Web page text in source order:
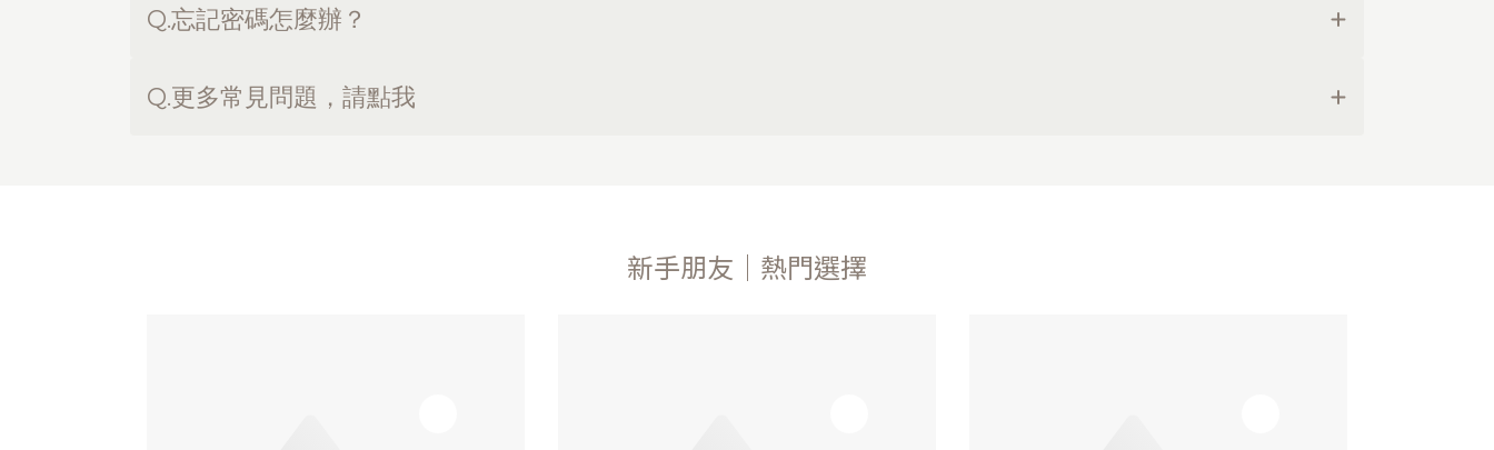
Q.忘記密碼怎麼辦？
Q.更多常見問題，請點我
新手朋友｜熱門選擇